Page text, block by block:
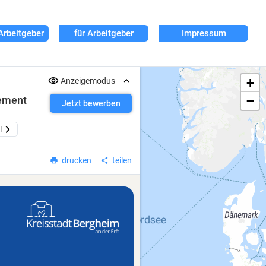
für Arbeitgeber Impressum
Anzeigemodus
Jetzt bewerben
drucken teilen
+
−